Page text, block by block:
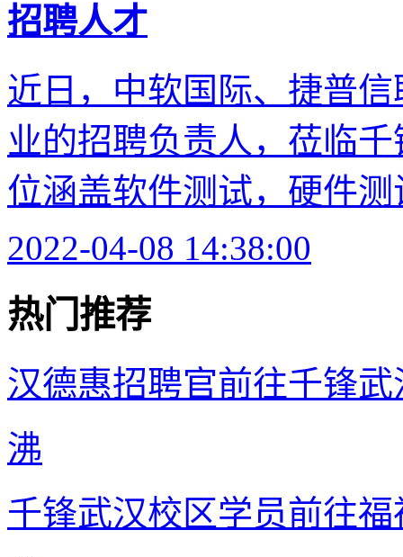
招聘人才
近日，中软国际、捷普
业的招聘负责人，莅临
位涵盖软件测试，硬件测
2022-04-08 14:38:00
热门推荐
汉德惠招聘官前往千锋
沸
千锋武汉校区学员前往